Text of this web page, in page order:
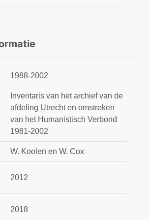
1988-2002
Inventaris van het archief van de
afdeling Utrecht en omstreken
van het Humanistisch Verbond
1981-2002
W. Koolen en W. Cox
2012
2018